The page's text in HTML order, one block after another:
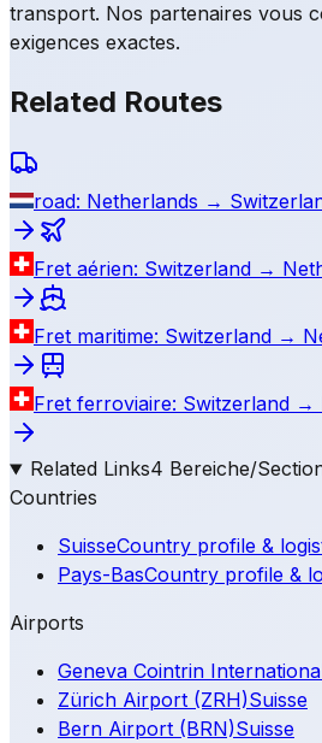
transport. Nos partenaires vous
exigences exactes.
Related Routes
road: Netherlands →
Fret aérien: Switzerland →
Fret maritime: Switzerland →
Fret ferroviaire: Switzerland →
Related Links4 Bereiche/
Countries
SuisseCountry profile &
Pays-BasCountry profile &
Airports
Geneva Cointrin
Zürich Airport (ZRH)Suisse
Bern Airport (BRN)Suisse